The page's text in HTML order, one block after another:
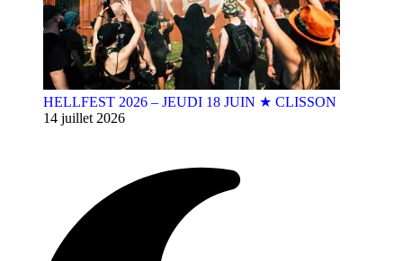
HELLFEST 2026 – JEUDI 18 JUIN ★ CLISSON
14 juillet 2026